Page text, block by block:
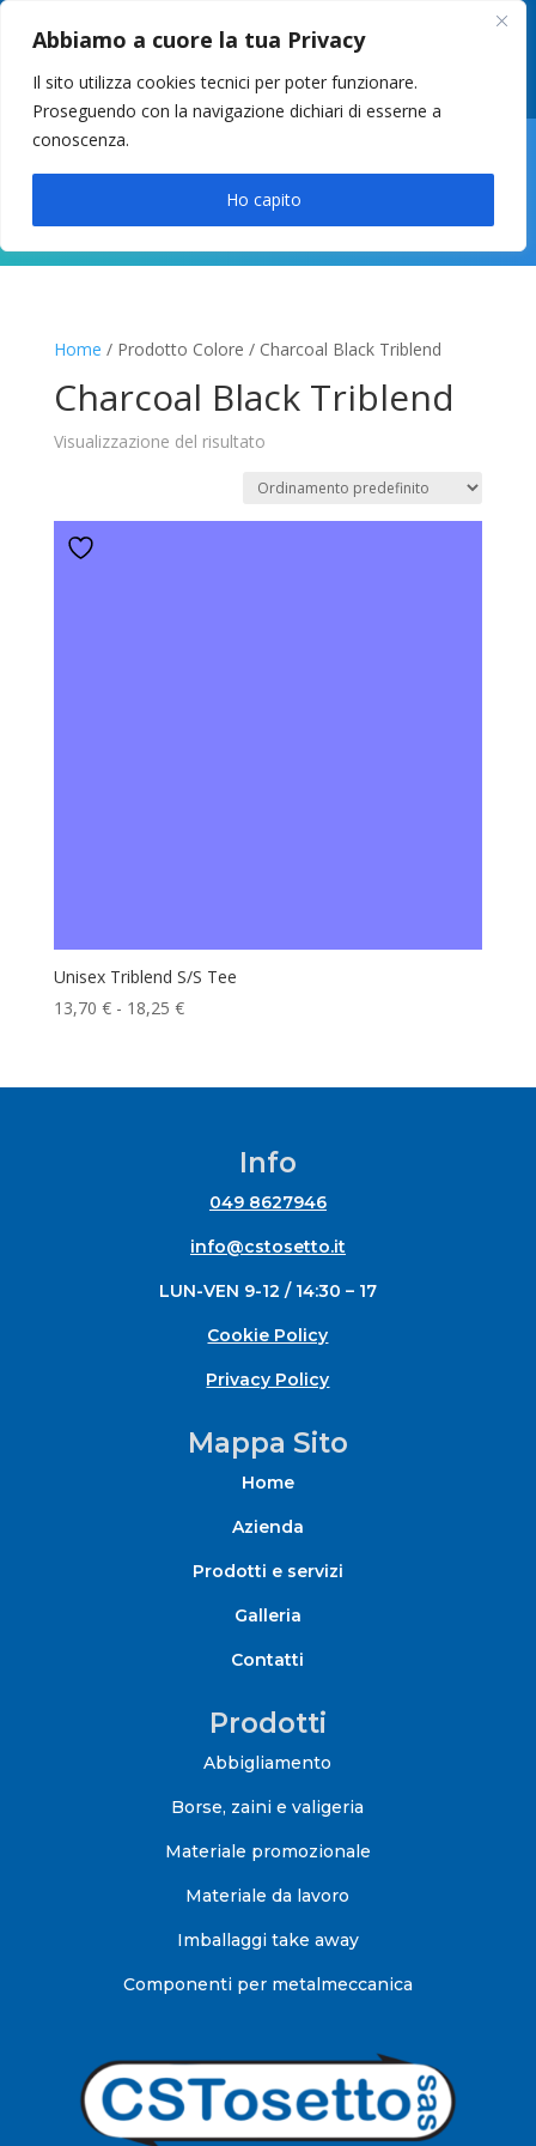
Abbiamo a cuore la tua Privacy
Il sito utilizza cookies tecnici per poter funzionare.
Proseguendo con la navigazione dichiari di esserne a
conoscenza.
Ho capito
049 8627946 –info@cstosetto.it
LUN-VEN 9-12 / 14:30-17
Home / Prodotto Colore / Charcoal Black Triblend
Charcoal Black Triblend
Visualizzazione del risultato
Unisex Triblend S/S Tee
13,70 € - 18,25 €Fascia
da
Info
049 8627946
info@cstosetto.it
LUN-VEN 9-12 / 14:30 – 17
Cookie Policy
Privacy Policy
Mappa Sito
Home
Azienda
Prodotti e servizi
Galleria
Contatti
Prodotti
Abbigliamento
Borse, zaini e valigeria
Materiale promozionale
Materiale da lavoro
Imballaggi take away
Componenti per metalmeccanica